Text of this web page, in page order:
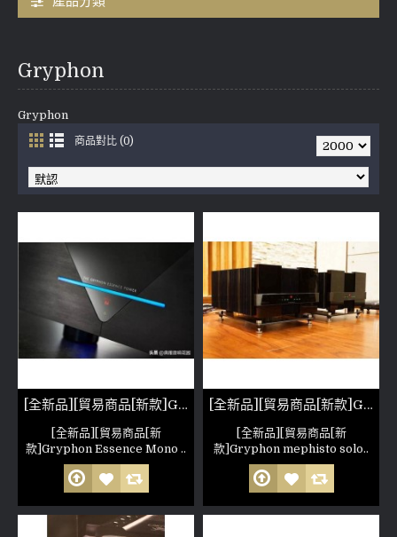
Gryphon
Gryphon
商品對比 (0)
[全新品][貿易商品[新款]Gryphon Essence Mono Power Amplifier
[全新品][貿易商品[新
款]Gryphon Essence Mono ..
[全新品][貿易商品[新款]Gryphon mephisto solo 一對
[全新品][貿易商品[新
款]Gryphon mephisto solo..